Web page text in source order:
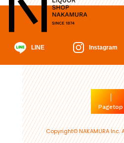
LINE Instagram
Pagetop
Copyright© NAKAMURA Inc.